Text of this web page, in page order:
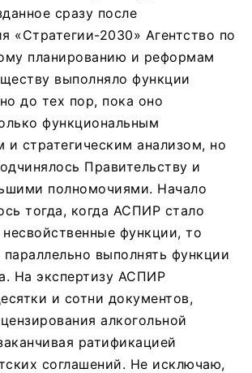
сразу после
«Стратегии-2030» Агентство по
планированию и реформам
выполняло функции
до тех пор, пока оно
функциональным
и стратегическим анализом, но
Правительству и
полномочиями. Начало
тогда, когда АСПИР стало
несвойственные функции, то
параллельно выполнять функции
На экспертизу АСПИР
и сотни документов,
алкогольной
ратификацией
соглашений. Не исключаю,